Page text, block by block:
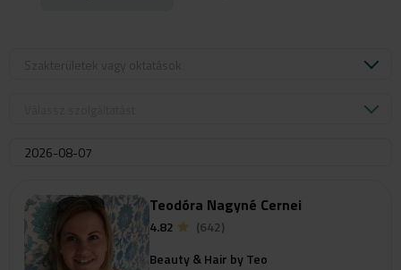
Teodóra Nagyné Cernei
4.82
(642)
Beauty & Hair by Teo